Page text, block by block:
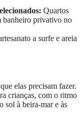
Quartos
banheiro privativo no
a surfe e areia
elas precisam fazer.
crianças, com o ritmo
sol à beira-mar e às